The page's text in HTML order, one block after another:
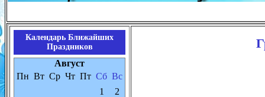
Календарь Ближайших
Праздников
Август
Пн Вт Ср Чт Пт Сб Вс
1
2